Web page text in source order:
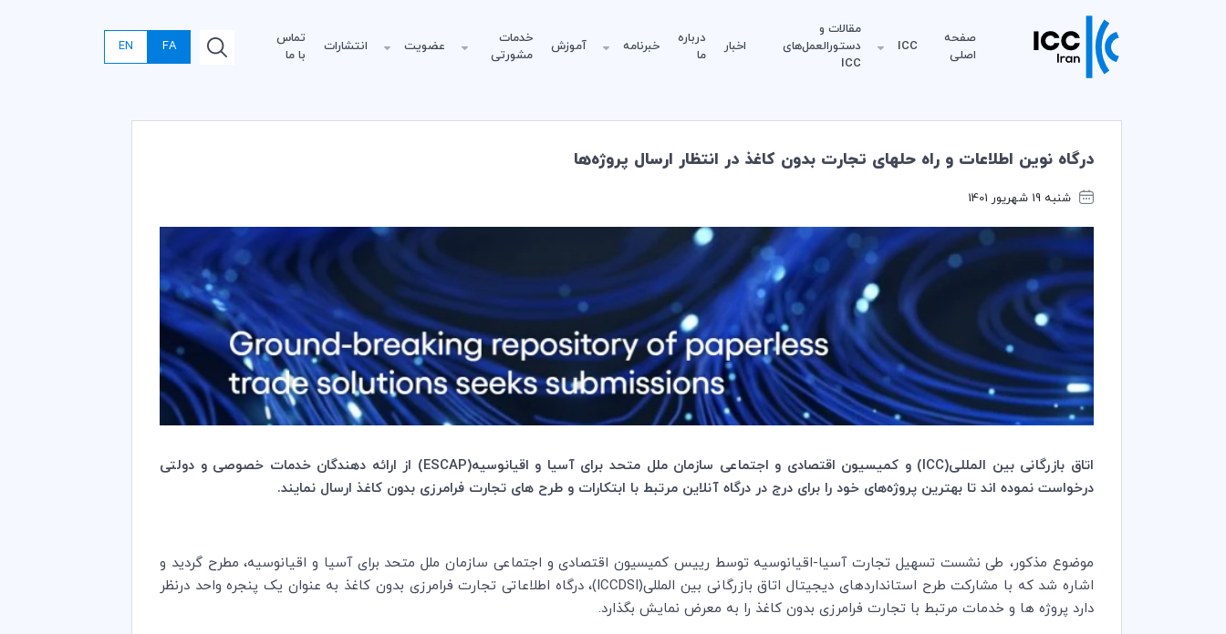
صفحه
اصلی
ICC
مقالات و
دستورالعمل‌های
ICC
اخبار
درباره
ما
خبرنامه آموزش
خدمات
مشورتی
عضویت انتشارات
تماس
با ما
FA
EN
درگاه نوین اطلاعات و راه حل‎های تجارت بدون کاغذ در انتظار ارسال پروژه‌ها
شنبه 19 شهریور 1401
اتاق بازرگانی بین المللی(ICC) و کمیسیون اقتصادی و اجتماعی سازمان ملل متحد برای آسیا و اقیانوسیه(ESCAP) از ارائه دهندگان خدمات خصوصی و دولتی
درخواست نموده اند تا بهترین پروژه‌های خود را برای درج در درگاه آنلاین مرتبط با ابتکارات و طرح های تجارت فرا‌مرزی بدون کاغذ ارسال نمایند.
موضوع مذکور، طی نشست تسهیل تجارت آسیا-اقیانوسیه توسط رییس کمیسیون اقتصادی و اجتماعی سازمان ملل متحد برای آسیا و اقیانوسیه، مطرح گردید و
اشاره شد که با مشارکت طرح استانداردهای دیجیتال اتاق بازرگانی بین المللی(ICCDSI)، درگاه اطلاعاتی تجارت فرامرزی بدون کاغذ به عنوان یک پنجره واحد درنظر
دارد پروژه ها و خدمات مرتبط با تجارت فرامرزی بدون کاغذ را به معرض نمایش بگذارد.